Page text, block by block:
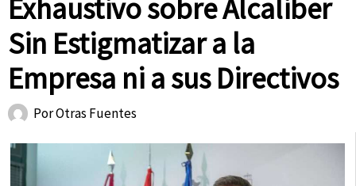
Exhaustivo sobre Alcaliber
Sin Estigmatizar a la
Empresa ni a sus Directivos
PorOtras Fuentes